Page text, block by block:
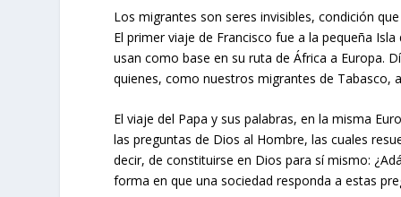
Los migrantes son seres invisibles, condición
El primer viaje de Francisco fue a la pequeña
usan como base en su ruta de África a Europa.
quienes, como nuestros migrantes de Tabasco,
El viaje del Papa y sus palabras, en la misma
las preguntas de Dios al Hombre, las cuales
decir, de constituirse en Dios para sí mismo:
forma en que una sociedad responda a estas